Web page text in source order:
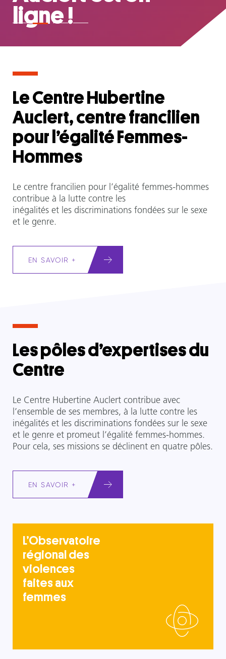
ligne !
Le Centre Hubertine
Auclert, centre francilien
pour l’égalité Femmes-
Hommes
Le centre francilien pour l’égalité femmes-hommes
contribue à la lutte contre les
inégalités et les discriminations fondées sur le sexe
et le genre.
EN SAVOIR +
Les pôles d’expertises du
Centre
Le Centre Hubertine Auclert contribue avec
l’ensemble de ses membres, à la lutte contre les
inégalités et les discriminations fondées sur le sexe
et le genre et promeut l’égalité femmes-hommes.
Pour cela, ses missions se déclinent en quatre pôles.
EN SAVOIR +
L’Observatoire
régional des
violences
faites aux
femmes